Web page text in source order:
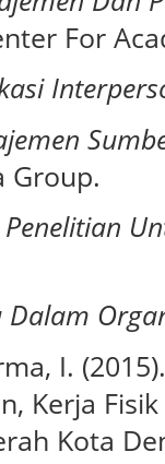
For
Group.
Dalam
I.
Kerja
Kota